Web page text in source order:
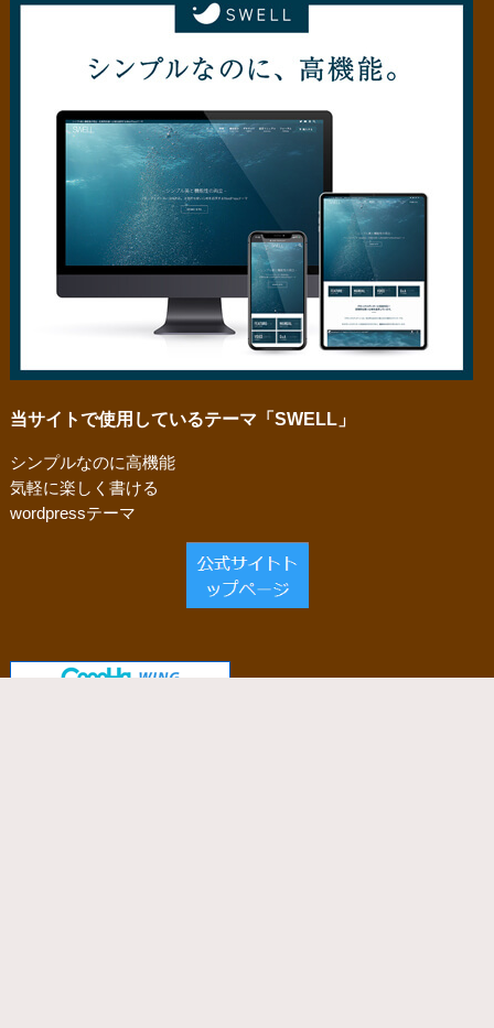
当サイトで使用しているテーマ「SWELL」
シンプルなのに高機能
気軽に楽しく書ける
wordpressテーマ